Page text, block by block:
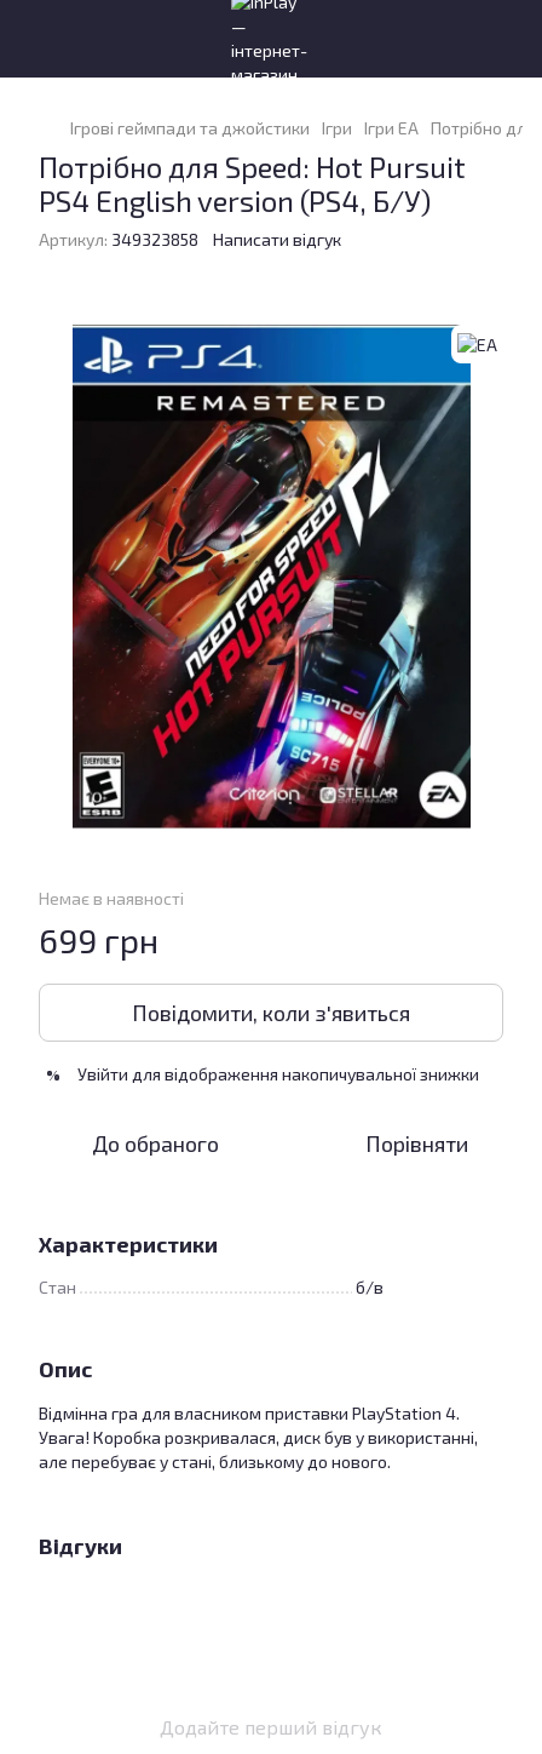
Ігрові геймпади та джойстики Ігри Ігри EA Потрібно
Потрібно для Speed: Hot Pursuit
PS4 English version (PS4, Б/У)
Артикул: 349323858 Написати відгук
Немає в наявності
699 грн
Повідомити, коли з'явиться
% Увійти для відображення накопичувальної знижки
До обраного Порівняти
Характеристики
Стан б/в
Опис
Відмінна гра для власником приставки PlayStation 4.
Увага! Коробка розкривалася, диск був у використанні,
але перебуває у стані, близькому до нового.
Відгуки
Додайте перший відгук